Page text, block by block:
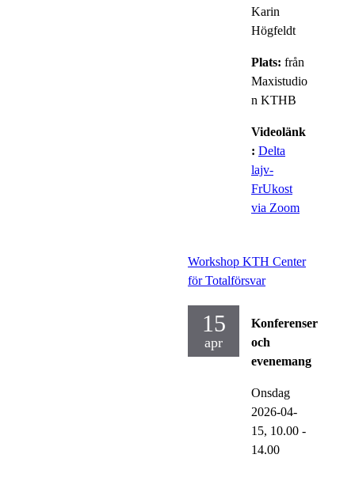
Karin
Högfeldt
Plats: från
Maxistudio
n KTHB
Videolänk
: Delta
lajv-
FrUkost
via Zoom
Workshop KTH Center
för Totalförsvar
15
apr
Konferenser
och
evenemang
Onsdag
2026-04-
15, 10.00 -
14.00